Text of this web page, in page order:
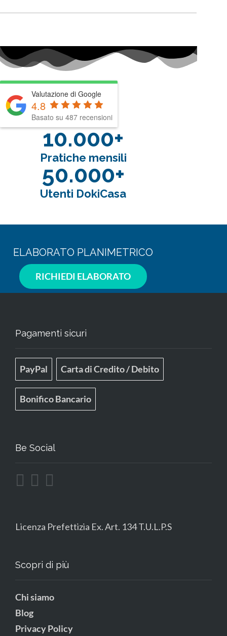
Valutazione di Google
4.8
Basato su 487 recensioni
10.000+
Pratiche mensili
50.000+
Utenti DokiCasa
ELABORATO PLANIMETRICO
RICHIEDI ELABORATO
Pagamenti sicuri
PayPal Carta di Credito / Debito
Bonifico Bancario
Be Social
Licenza Prefettizia Ex. Art. 134 T.U.L.P.S
Scopri di più
Chi siamo
Blog
Privacy Policy